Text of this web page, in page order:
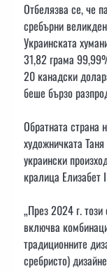
Отбелязва се, че
сребърни
Украинската
31,82 грама
20 канадски
беше бързо
Обратната страна
художничката
украински
кралица Елизабет
„През 2024 г.
включва
традиционните
сребристо)